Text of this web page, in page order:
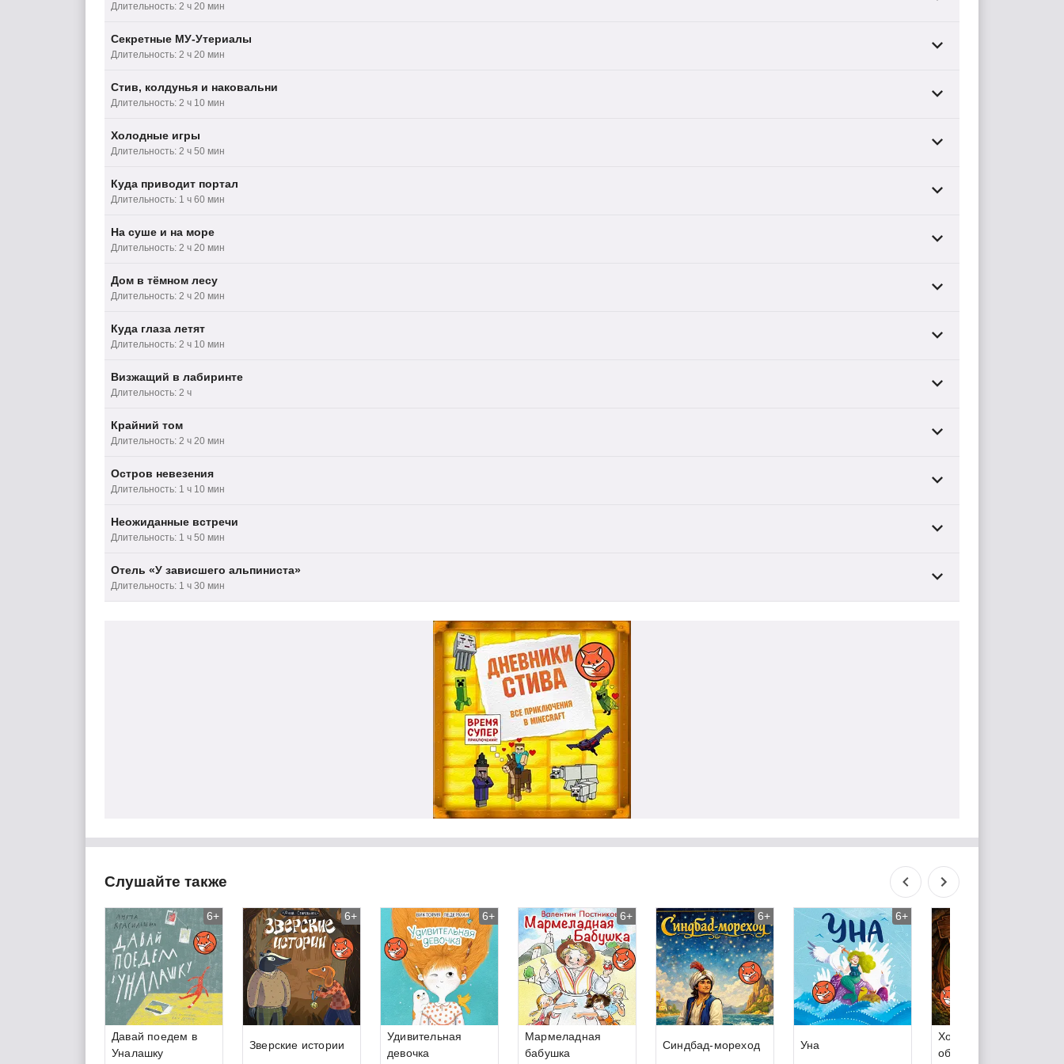
Длительность: 2 ч 20 мин
Секретные МУ-Утериалы
Длительность: 2 ч 20 мин
Стив, колдунья и наковальни
Длительность: 2 ч 10 мин
Холодные игры
Длительность: 2 ч 50 мин
Куда приводит портал
Длительность: 1 ч 60 мин
На суше и на море
Длительность: 2 ч 20 мин
Дом в тёмном лесу
Длительность: 2 ч 20 мин
Куда глаза летят
Длительность: 2 ч 10 мин
Визжащий в лабиринте
Длительность: 2 ч
Крайний том
Длительность: 2 ч 20 мин
Остров невезения
Длительность: 1 ч 10 мин
Неожиданные встречи
Длительность: 1 ч 50 мин
Отель «У зависшего альпиниста»
Длительность: 1 ч 30 мин
Слушайте также
Давай поедем в
Уналашку
6+
Зверские истории
6+
Удивительная
девочка
6+
Мармеладная
бабушка
6+
Синдбад-мореход
6+
Уна
6+
Хоббит, или Туда и
обратно